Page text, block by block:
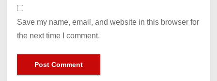
Save my name, email, and website in this browser for
the next time I comment.